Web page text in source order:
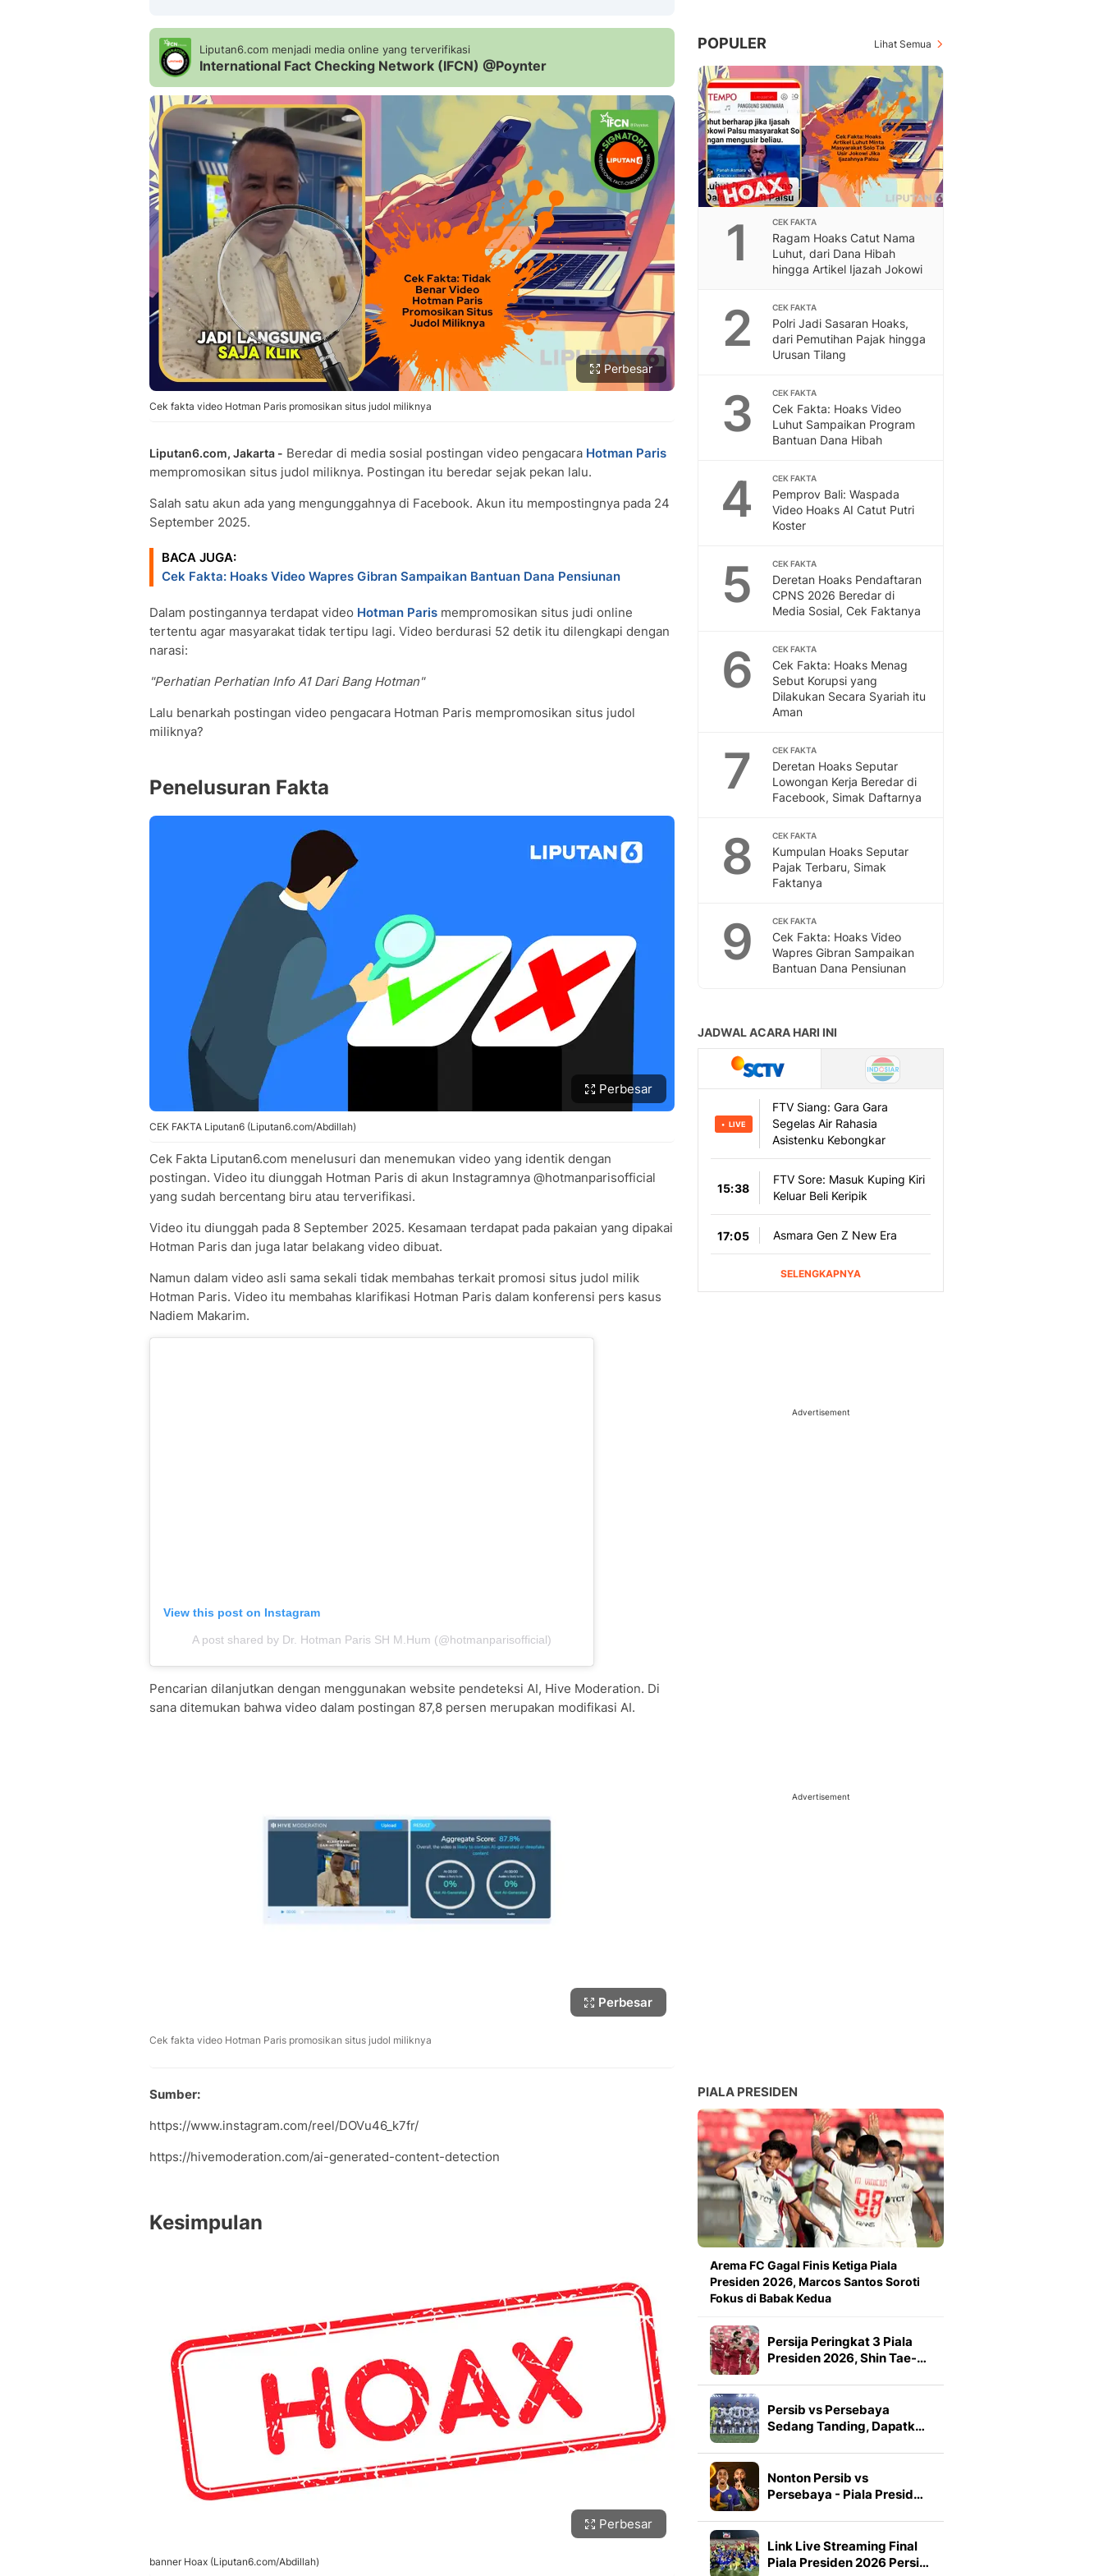
Liputan6.com menjadi media online yang terverifikasi
International Fact Checking Network (IFCN) @Poynter
Perbesar
Cek fakta video Hotman Paris promosikan situs judol miliknya
Liputan6.com, Jakarta - Beredar di media sosial postingan video pengacara Hotman Paris
mempromosikan situs judol miliknya. Postingan itu beredar sejak pekan lalu.
Salah satu akun ada yang mengunggahnya di Facebook. Akun itu mempostingnya pada 24
September 2025.
BACA JUGA:
Cek Fakta: Hoaks Video Wapres Gibran Sampaikan Bantuan Dana Pensiunan
Dalam postingannya terdapat video Hotman Paris mempromosikan situs judi online
tertentu agar masyarakat tidak tertipu lagi. Video berdurasi 52 detik itu dilengkapi dengan
narasi:
"Perhatian Perhatian Info A1 Dari Bang Hotman"
Lalu benarkah postingan video pengacara Hotman Paris mempromosikan situs judol
miliknya?
Penelusuran Fakta
Perbesar
CEK FAKTA Liputan6 (Liputan6.com/Abdillah)
Cek Fakta Liputan6.com menelusuri dan menemukan video yang identik dengan
postingan. Video itu diunggah Hotman Paris di akun Instagramnya @hotmanparisofficial
yang sudah bercentang biru atau terverifikasi.
Video itu diunggah pada 8 September 2025. Kesamaan terdapat pada pakaian yang dipakai
Hotman Paris dan juga latar belakang video dibuat.
Namun dalam video asli sama sekali tidak membahas terkait promosi situs judol milik
Hotman Paris. Video itu membahas klarifikasi Hotman Paris dalam konferensi pers kasus
Nadiem Makarim.
View this post on Instagram
A post shared by Dr. Hotman Paris SH M.Hum (@hotmanparisofficial)
Pencarian dilanjutkan dengan menggunakan website pendeteksi AI, Hive Moderation. Di
sana ditemukan bahwa video dalam postingan 87,8 persen merupakan modifikasi AI.
Perbesar
Cek fakta video Hotman Paris promosikan situs judol miliknya
Sumber:
https://www.instagram.com/reel/DOVu46_k7fr/
https://hivemoderation.com/ai-generated-content-detection
Kesimpulan
Perbesar
banner Hoax (Liputan6.com/Abdillah)
POPULER Lihat Semua
1 CEK FAKTA
Ragam Hoaks Catut Nama
Luhut, dari Dana Hibah
hingga Artikel Ijazah Jokowi
2 CEK FAKTA
Polri Jadi Sasaran Hoaks,
dari Pemutihan Pajak hingga
Urusan Tilang
3 CEK FAKTA
Cek Fakta: Hoaks Video
Luhut Sampaikan Program
Bantuan Dana Hibah
4 CEK FAKTA
Pemprov Bali: Waspada
Video Hoaks AI Catut Putri
Koster
5 CEK FAKTA
Deretan Hoaks Pendaftaran
CPNS 2026 Beredar di
Media Sosial, Cek Faktanya
6 CEK FAKTA
Cek Fakta: Hoaks Menag
Sebut Korupsi yang
Dilakukan Secara Syariah itu
Aman
7 CEK FAKTA
Deretan Hoaks Seputar
Lowongan Kerja Beredar di
Facebook, Simak Daftarnya
8 CEK FAKTA
Kumpulan Hoaks Seputar
Pajak Terbaru, Simak
Faktanya
9 CEK FAKTA
Cek Fakta: Hoaks Video
Wapres Gibran Sampaikan
Bantuan Dana Pensiunan
Advertisement
Advertisement
PIALA PRESIDEN
Arema FC Gagal Finis Ketiga Piala
Presiden 2026, Marcos Santos Soroti
Fokus di Babak Kedua
Persija Peringkat 3 Piala
Presiden 2026, Shin Tae-…
Persib vs Persebaya
Sedang Tanding, Dapatk…
Nonton Persib vs
Persebaya - Piala Presid…
Link Live Streaming Final
Piala Presiden 2026 Persi…